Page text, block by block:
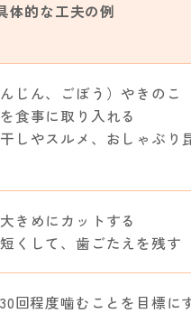
体的な工夫の例
じん、ごぼう）やきのこ
食事に取り入れる
しやスルメ、おしゃぶり
きめにカットする
くして、歯ごたえを残す
回程度噛むことを目標に